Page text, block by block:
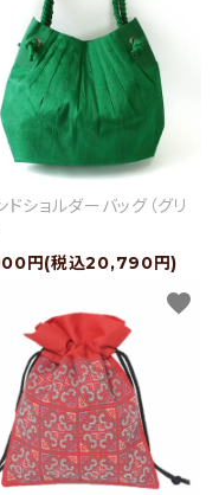
ドショルダーバッグ（グリ
円(税込20,790円)
favorite